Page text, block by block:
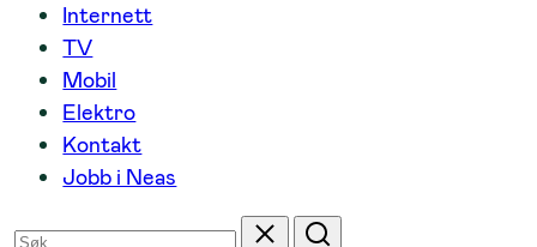
Internett
TV
Mobil
Elektro
Kontakt
Jobb i Neas
Søk
Tilbakestill
Søk